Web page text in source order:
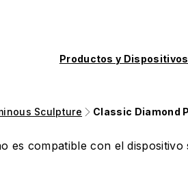
Productos y Dispositivos
Sculpture Classic Diamond
es compatible con el dispositivo